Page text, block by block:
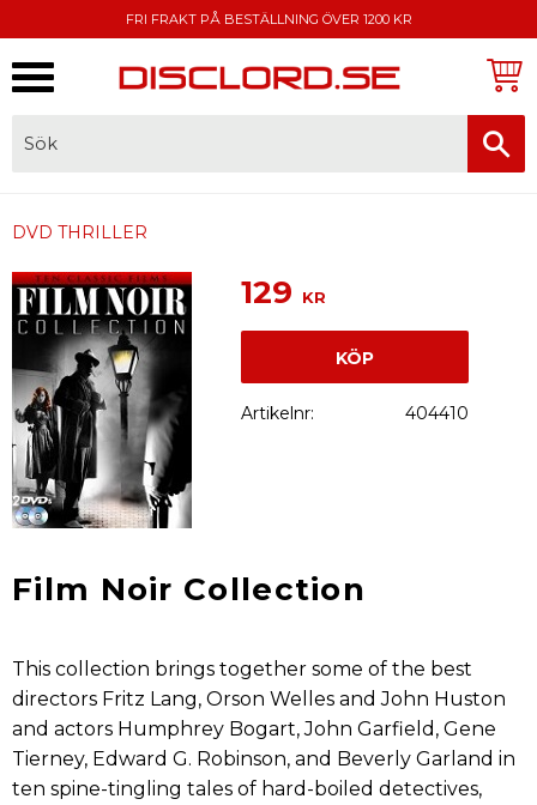
FRI FRAKT PÅ BESTÄLLNING ÖVER 1200 KR
DVD THRILLER
129 KR
KÖP
Artikelnr 404410
Film Noir Collection
This collection brings together some of the best
directors Fritz Lang, Orson Welles and John Huston
and actors Humphrey Bogart, John Garfield, Gene
Tierney, Edward G. Robinson, and Beverly Garland in
ten spine-tingling tales of hard-boiled detectives,